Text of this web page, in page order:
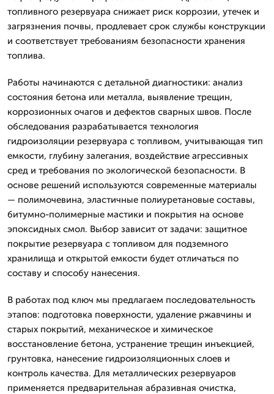
топливного резервуара снижает риск коррозии, утечек и
загрязнения почвы, продлевает срок службы конструкции
и соответствует требованиям безопасности хранения
топлива.
Работы начинаются с детальной диагностики: анализ
состояния бетона или металла, выявление трещин,
коррозионных очагов и дефектов сварных швов. После
обследования разрабатывается технология
гидроизоляции резервуара с топливом, учитывающая тип
емкости, глубину залегания, воздействие агрессивных
сред и требования по экологической безопасности. В
основе решений используются современные материалы
— полимочевина, эластичные полиуретановые составы,
битумно-полимерные мастики и покрытия на основе
эпоксидных смол. Выбор зависит от задачи: защитное
покрытие резервуара с топливом для подземного
хранилища и открытой емкости будет отличаться по
составу и способу нанесения.
В работах под ключ мы предлагаем последовательность
этапов: подготовка поверхности, удаление ржавчины и
старых покрытий, механическое и химическое
восстановление бетона, устранение трещин инъекцией,
грунтовка, нанесение гидроизоляционных слоев и
контроль качества. Для металлических резервуаров
применяется предварительная абразивная очистка,